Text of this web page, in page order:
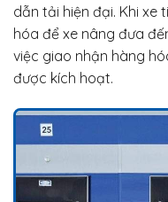
dẫn tải hiện đại. Khi xe
hóa để xe nâng đưa
việc giao nhận hàng
được kích hoạt.